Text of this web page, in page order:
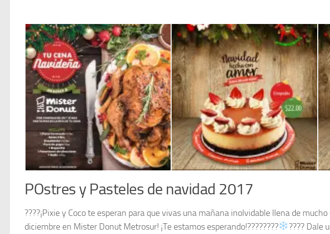
POstres y Pasteles de navidad 2017
????¡Pixie y Coco te esperan para que vivas una mañana inolvidable llena de
diciembre en Mister Donut Metrosur! ¡Te estamos esperando!????????
???? Dale